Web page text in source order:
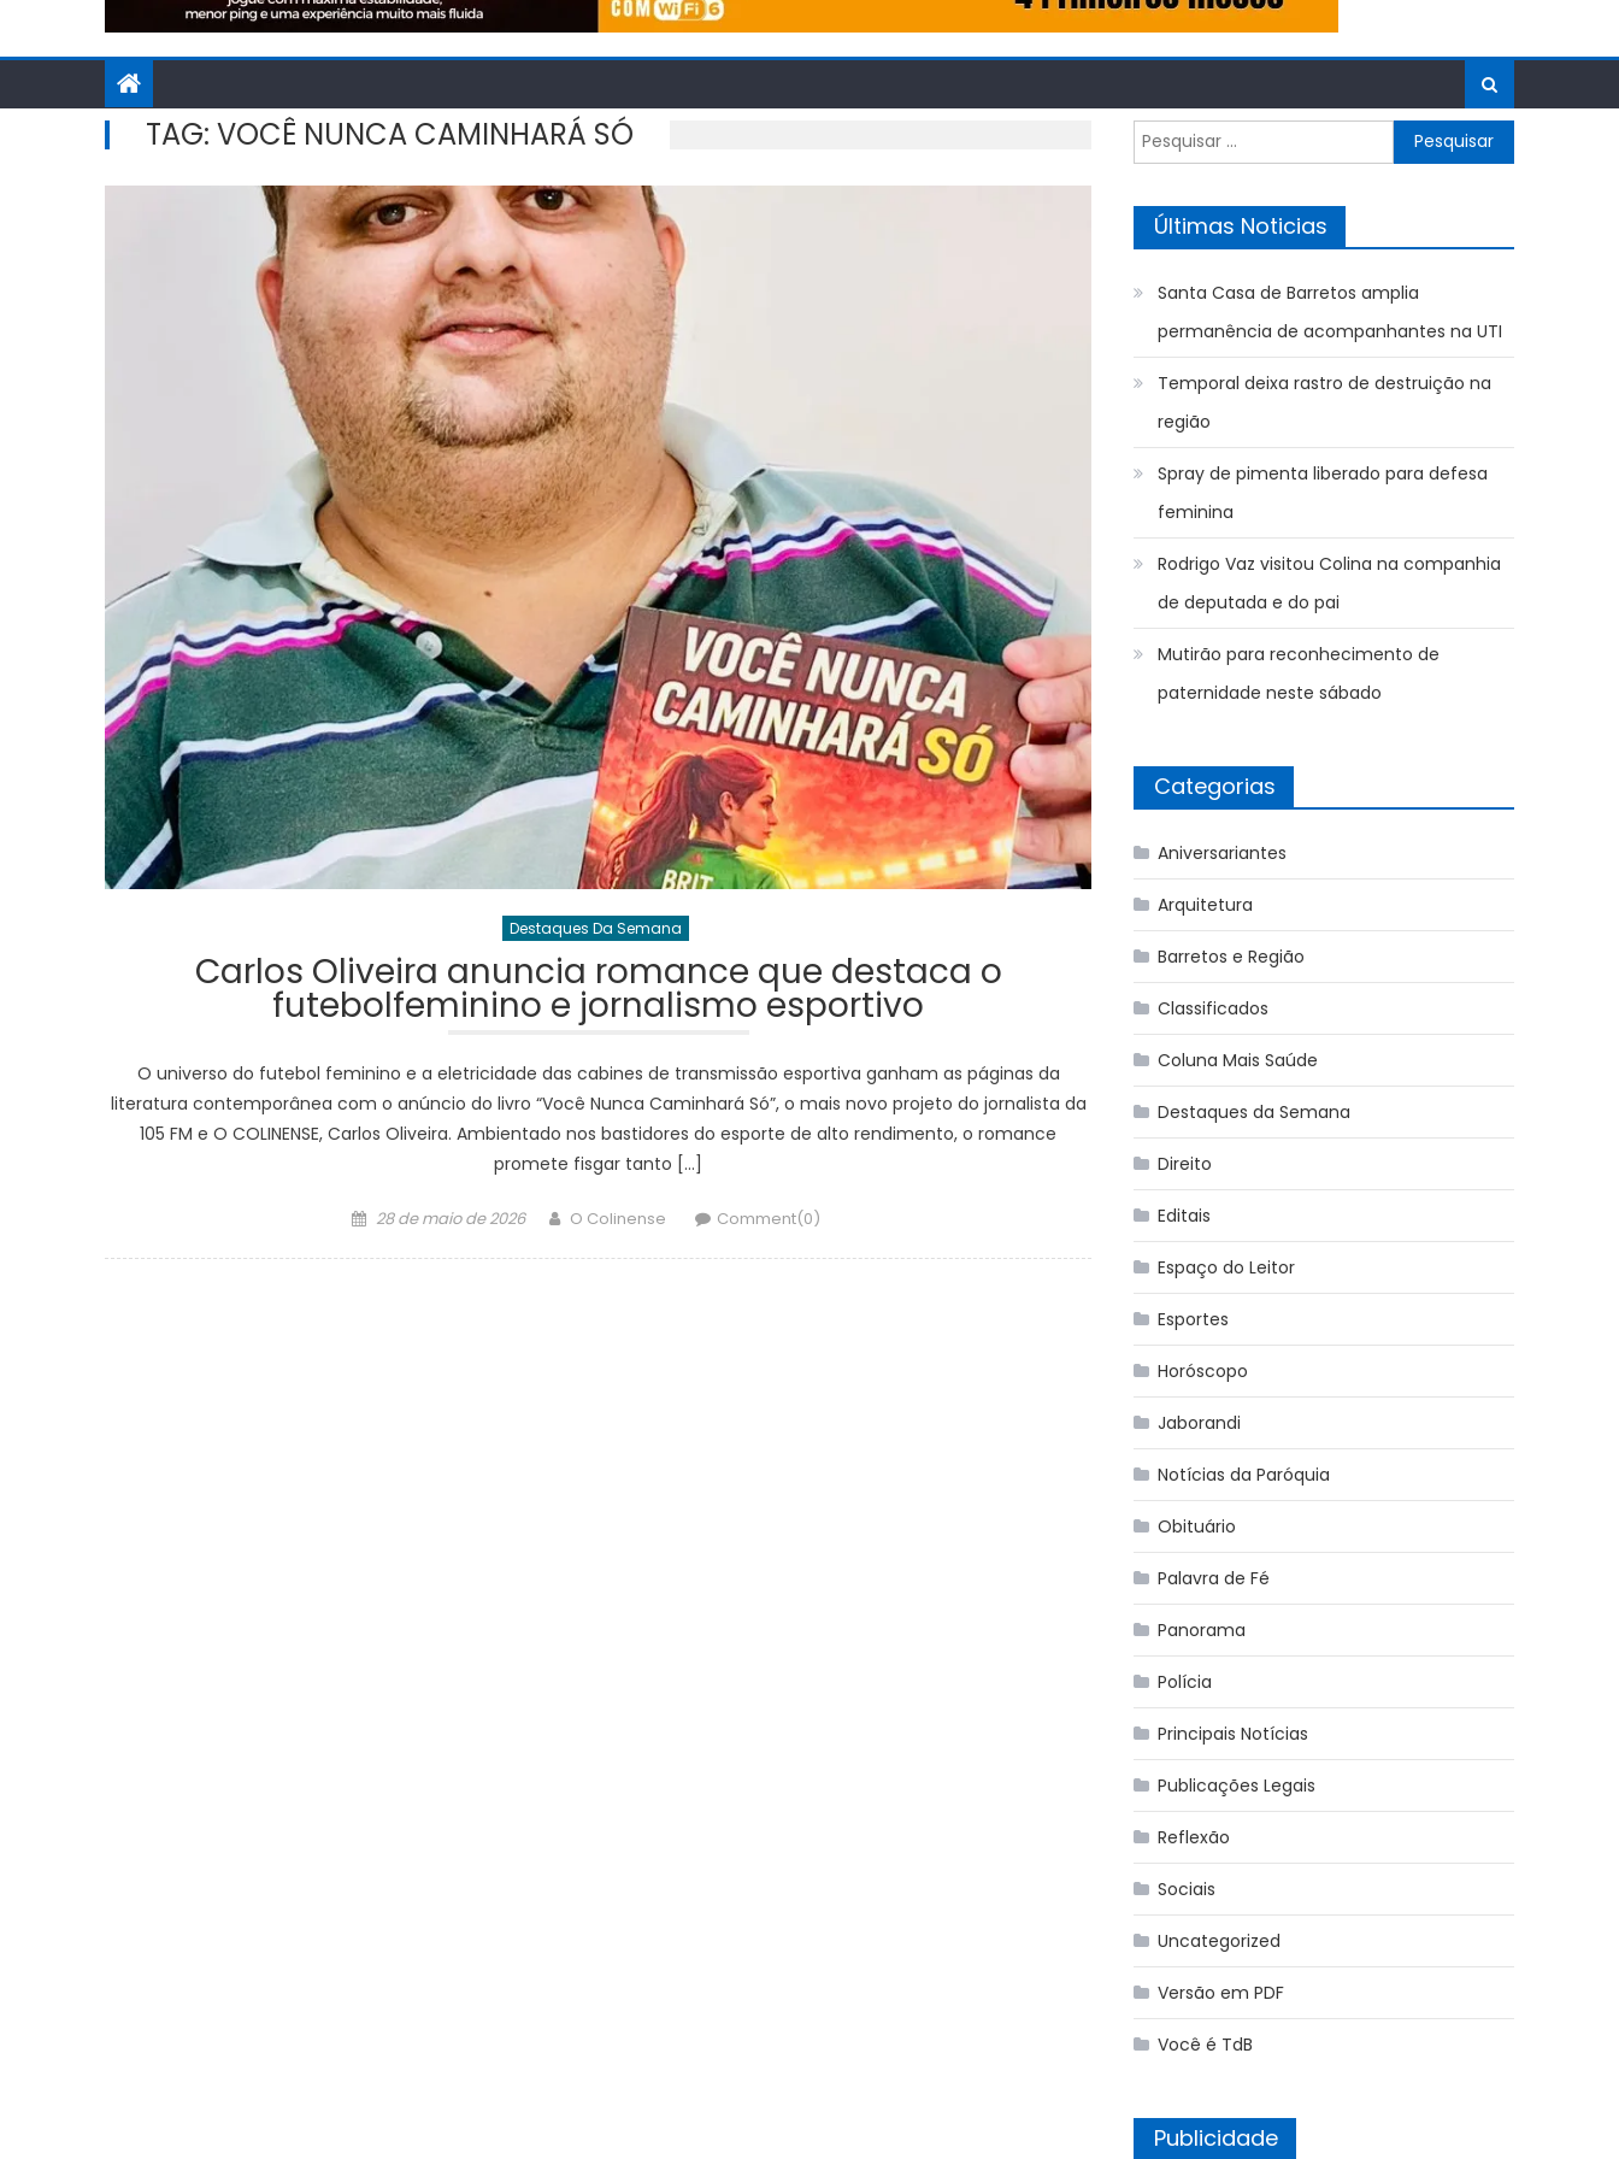
TAG: VOCÊ NUNCA CAMINHARÁ SÓ
Destaques Da Semana
Carlos Oliveira anuncia romance que destaca o
futebolfeminino e jornalismo esportivo
O universo do futebol feminino e a eletricidade das cabines de transmissão esportiva ganham as páginas da
literatura contemporânea com o anúncio do livro “Você Nunca Caminhará Só”, o mais novo projeto do jornalista da
105 FM e O COLINENSE, Carlos Oliveira. Ambientado nos bastidores do esporte de alto rendimento, o romance
promete fisgar tanto […]
Posted
28 de maio de 2026 Author
O Colinense Comment(0)
Pesquisar
por:
Últimas Noticias
Santa Casa de Barretos amplia
permanência de acompanhantes na UTI
Temporal deixa rastro de destruição na
região
Spray de pimenta liberado para defesa
feminina
Rodrigo Vaz visitou Colina na companhia
de deputada e do pai
Mutirão para reconhecimento de
paternidade neste sábado
Categorias
Aniversariantes
Arquitetura
Barretos e Região
Classificados
Coluna Mais Saúde
Destaques da Semana
Direito
Editais
Espaço do Leitor
Esportes
Horóscopo
Jaborandi
Notícias da Paróquia
Obituário
Palavra de Fé
Panorama
Polícia
Principais Notícias
Publicações Legais
Reflexão
Sociais
Uncategorized
Versão em PDF
Você é TdB
Publicidade